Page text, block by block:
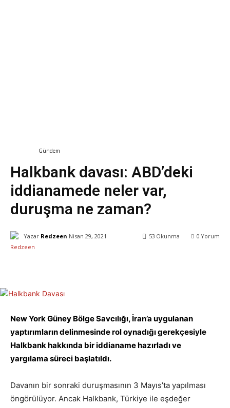
Gündem
Halkbank davası: ABD’deki
iddianamede neler var,
duruşma ne zaman?
Yazar Redzeen Nisan 29, 2021 0 Yorum
53 Okunma
New York Güney Bölge Savcılığı, İran’a uygulanan
yaptırımların delinmesinde rol oynadığı gerekçesiyle
Halkbank hakkında bir iddianame hazırladı ve
yargılama süreci başlatıldı.
Davanın bir sonraki duruşmasının 3 Mayıs’ta yapılması
öngörülüyor. Ancak Halkbank, Türkiye ile eşdeğer